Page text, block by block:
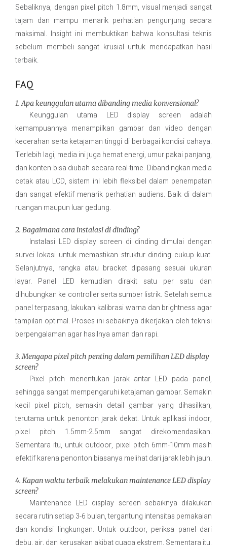
Sebaliknya, dengan pixel pitch 1.8mm, visual menjadi sangat
tajam dan mampu menarik perhatian pengunjung secara
maksimal. Insight ini membuktikan bahwa konsultasi teknis
sebelum membeli sangat krusial untuk mendapatkan hasil
terbaik.
FAQ
1. Apa keunggulan utama dibanding media konvensional?
Keunggulan utama LED display screen adalah
kemampuannya menampilkan gambar dan video dengan
kecerahan serta ketajaman tinggi di berbagai kondisi cahaya.
Terlebih lagi, media ini juga hemat energi, umur pakai panjang,
dan konten bisa diubah secara real-time. Dibandingkan media
cetak atau LCD, sistem ini lebih fleksibel dalam penempatan
dan sangat efektif menarik perhatian audiens. Baik di dalam
ruangan maupun luar gedung.
2. Bagaimana cara instalasi di dinding?
Instalasi LED display screen di dinding dimulai dengan
survei lokasi untuk memastikan struktur dinding cukup kuat.
Selanjutnya, rangka atau bracket dipasang sesuai ukuran
layar. Panel LED kemudian dirakit satu per satu dan
dihubungkan ke controller serta sumber listrik. Setelah semua
panel terpasang, lakukan kalibrasi warna dan brightness agar
tampilan optimal. Proses ini sebaiknya dikerjakan oleh teknisi
berpengalaman agar hasilnya aman dan rapi.
3. Mengapa pixel pitch penting dalam pemilihan LED display
screen?
Pixel pitch menentukan jarak antar LED pada panel,
sehingga sangat mempengaruhi ketajaman gambar. Semakin
kecil pixel pitch, semakin detail gambar yang dihasilkan,
terutama untuk penonton jarak dekat. Untuk aplikasi indoor,
pixel pitch 1.5mm-2.5mm sangat direkomendasikan.
Sementara itu, untuk outdoor, pixel pitch 6mm-10mm masih
efektif karena penonton biasanya melihat dari jarak lebih jauh.
4. Kapan waktu terbaik melakukan maintenance LED display
screen?
Maintenance LED display screen sebaiknya dilakukan
secara rutin setiap 3-6 bulan, tergantung intensitas pemakaian
dan kondisi lingkungan. Untuk outdoor, periksa panel dari
debu, air, dan kerusakan akibat cuaca ekstrem. Sementara itu,